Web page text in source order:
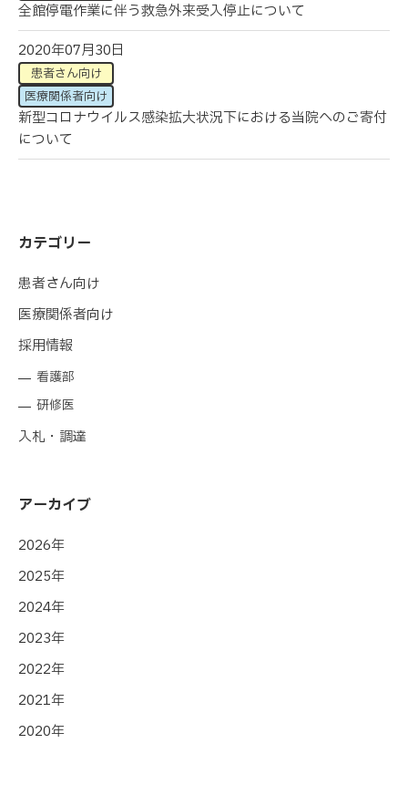
カテゴリー
患者さん向け
医療関係者向け
採用情報
看護部
研修医
入札・調達
アーカイブ
2026年
2025年
2024年
2023年
2022年
2021年
2020年
全館停電作業に伴う救急外来受入停止について
2020年07月30日
患者さん向け
医療関係者向け
新型コロナウイルス感染拡大状況下における当院へのご寄付
について